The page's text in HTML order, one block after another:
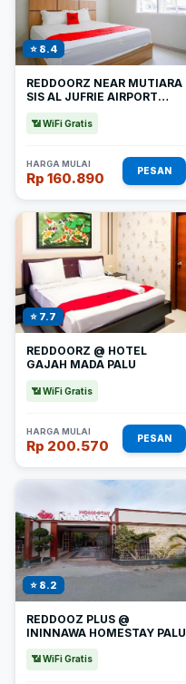
⭐ 8.4
REDDOORZ NEAR MUTIARA
SIS AL JUFRIE AIRPORT
📶 WiFi Gratis
HARGA MULAI
Rp 160.890 PESAN
⭐ 7.7
REDDOORZ @ HOTEL
GAJAH MADA PALU
📶 WiFi Gratis
HARGA MULAI
Rp 200.570 PESAN
⭐ 8.2
REDDOOZ PLUS @
ININNAWA HOMESTAY PALU
📶 WiFi Gratis